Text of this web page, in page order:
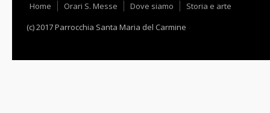
Home Orari S. Messe Dove siamo
Storia e arte
(c) 2017 Parrocchia Santa Maria del Carmine